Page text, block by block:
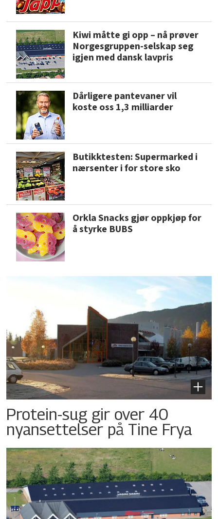
Kiwi måtte gi opp – nå prøver
Norgesgruppen-selskap seg
igjen med dansk lavpris
Dårligere pantevaner vil
koste oss 1,3 milliarder
Butikktesten: Supermarked i
nærsenter i for store sko
Orkla Snacks gjør oppkjøp for
å styrke BUBS
Protein-sug gir over 40
nyansettelser på Tine Frya